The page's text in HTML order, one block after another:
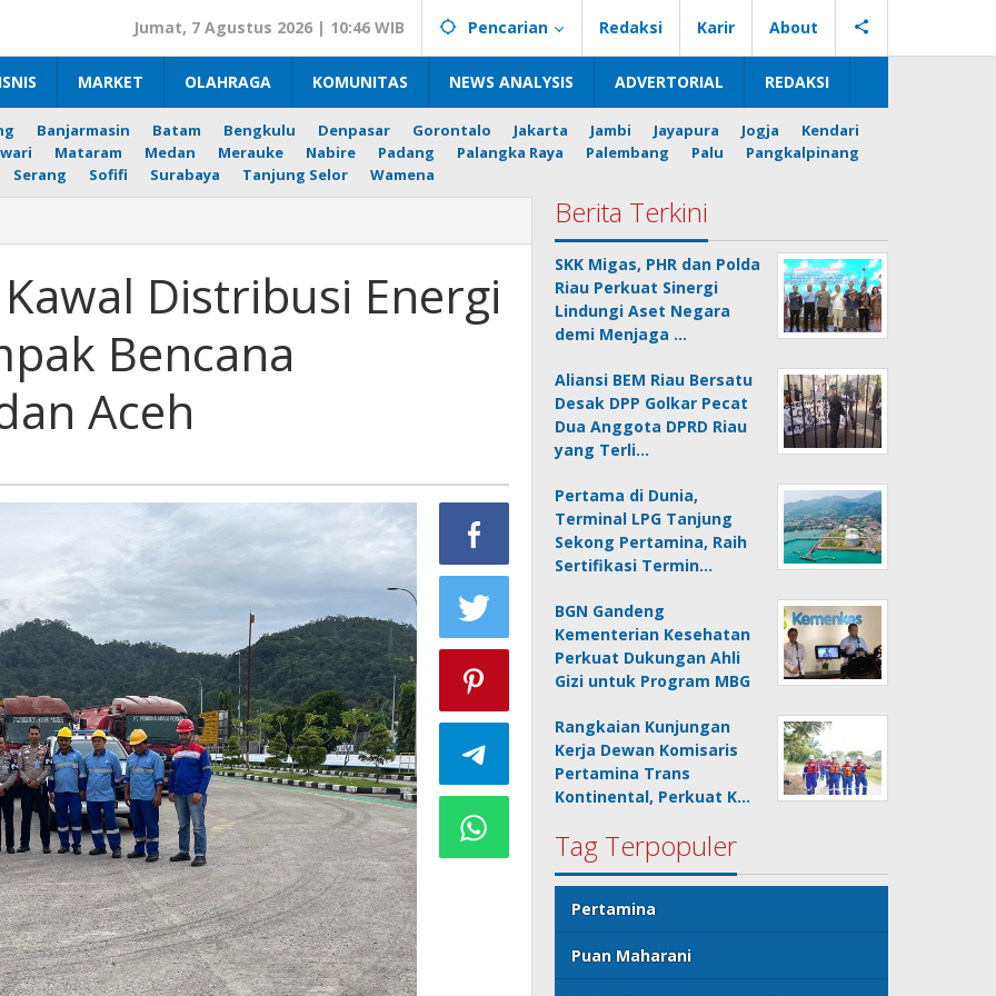
Jumat, 7 Agustus 2026 | 10:46 WIB Pencarian Redaksi Karir About
MARKET OLAHRAGA KOMUNITAS NEWS ANALYSIS ADVERTORIAL REDAKSI
Banjarmasin Batam Bengkulu Denpasar Gorontalo Jakarta Jambi Jayapura Jogja
Kendari
Mataram Medan Merauke Nabire Padang Palangka Raya Palembang Palu
Pangkalpinang
Serang
Sofifi Surabaya Tanjung Selor Wamena
Distribusi Energi
Bencana
Aceh
Berita Terkini
SKK Migas, PHR dan Polda
Riau Perkuat Sinergi
Lindungi Aset Negara
demi Menjaga …
Aliansi BEM Riau Bersatu
Desak DPP Golkar Pecat
Dua Anggota DPRD Riau
yang Terli…
Pertama di Dunia,
Terminal LPG Tanjung
Sekong Pertamina, Raih
Sertifikasi Termin…
BGN Gandeng
Kementerian Kesehatan
Perkuat Dukungan Ahli
Gizi untuk Program MBG
Rangkaian Kunjungan
Kerja Dewan Komisaris
Pertamina Trans
Kontinental, Perkuat K…
Tag Terpopuler
Pertamina
Puan Maharani